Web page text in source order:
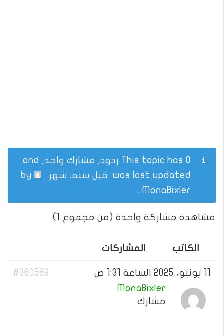
This topic has 0 ردود, مشارك واحد, and
was last updated قبل سنة، شهر
MonaBixler
.
مشاهدة مشاركة واحدة (من مجموع 1)
الكاتب المشاركات
#360569
MonaBixler
مشارك